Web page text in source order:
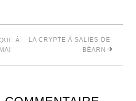
À
LA CRYPTE À SALIES-DE-
BÉARN